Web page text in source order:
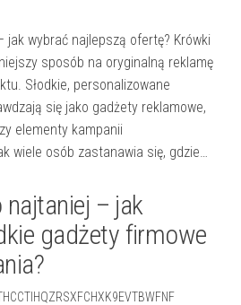
jak wybrać najlepszą ofertę? Krówki
sposób na oryginalną reklamę
Słodkie, personalizowane
się jako gadżety reklamowe,
elementy kampanii
wiele osób zastanawia się, gdzie…
– jak
gadżety firmowe